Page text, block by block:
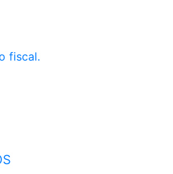
fiscal.